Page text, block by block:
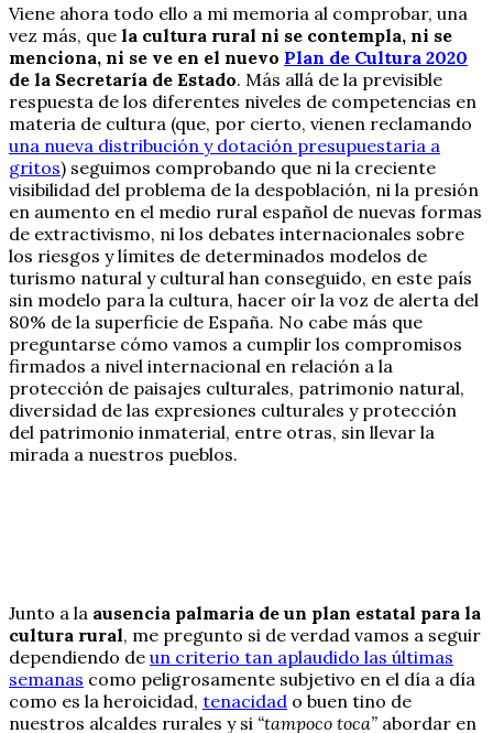
Viene ahora todo ello a mi memoria al comprobar, una
vez más, que la cultura rural ni se contempla, ni se
menciona, ni se ve en el nuevo Plan de Cultura 2020
de la Secretaría de Estado. Más allá de la previsible
respuesta de los diferentes niveles de competencias en
materia de cultura (que, por cierto, vienen reclamando
una nueva distribución y dotación presupuestaria a
gritos) seguimos comprobando que ni la creciente
visibilidad del problema de la despoblación, ni la presión
en aumento en el medio rural español de nuevas formas
de extractivismo, ni los debates internacionales sobre
los riesgos y límites de determinados modelos de
turismo natural y cultural han conseguido, en este país
sin modelo para la cultura, hacer oír la voz de alerta del
80% de la superficie de España. No cabe más que
preguntarse cómo vamos a cumplir los compromisos
firmados a nivel internacional en relación a la
protección de paisajes culturales, patrimonio natural,
diversidad de las expresiones culturales y protección
del patrimonio inmaterial, entre otras, sin llevar la
mirada a nuestros pueblos.
Junto a la ausencia palmaria de un plan estatal para la
cultura rural, me pregunto si de verdad vamos a seguir
dependiendo de un criterio tan aplaudido las últimas
semanas como peligrosamente subjetivo en el día a día
como es la heroicidad, tenacidad o buen tino de
nuestros alcaldes rurales y si “tampoco toca” abordar en